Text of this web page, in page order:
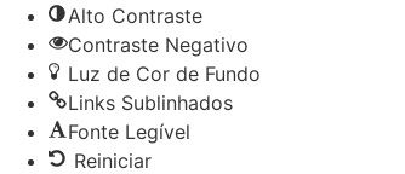
Alto Contraste
Contraste Negativo
Luz de Cor de Fundo
Links Sublinhados
Fonte Legível
Reiniciar